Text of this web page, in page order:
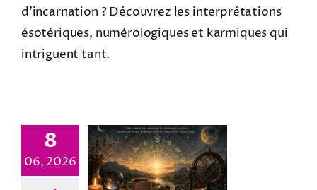
d'incarnation ? Découvrez les interprétations
ésotériques, numérologiques et karmiques qui
intriguent tant.
8
06, 2026